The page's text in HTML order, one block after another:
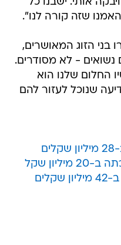
שזה קורה לנו".
בני הזוג המאושרים,
נשואים - לא מסודרים.
החלום שלנו הוא
שנוכל לעזור להם